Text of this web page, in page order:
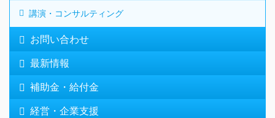
講演・コンサルティング
お問い合わせ
最新情報
補助金・給付金
経営・企業支援